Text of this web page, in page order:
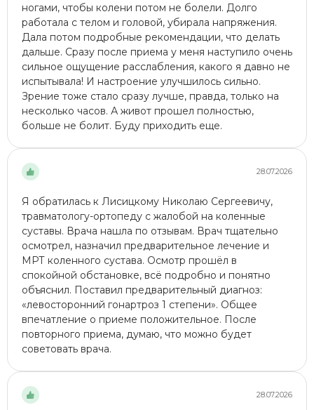
ногами, чтобы колени потом не болели. Долго
работала с телом и головой, убирала напряжения.
Дала потом подробные рекомендации, что делать
дальше. Сразу после приема у меня наступило очень
сильное ощущение расслабления, какого я давно не
испытывала! И настроение улучшилось сильно.
Зрение тоже стало сразу лучше, правда, только на
несколько часов. А живот прошел полностью,
больше не болит. Буду приходить еще.
28.07.2026
Я обратилась к Лисицкому Николаю Сергеевичу,
травматологу-ортопеду с жалобой на коленные
суставы. Врача нашла по отзывам. Врач тщательно
осмотрел, назначил предварительное лечение и
МРТ коленного сустава. Осмотр прошёл в
спокойной обстановке, всё подробно и понятно
объяснил. Поставил предварительный диагноз:
«левосторонний гонартроз 1 степени». Общее
впечатление о приеме положительное. После
повторного приема, думаю, что можно будет
советовать врача.
28.07.2026